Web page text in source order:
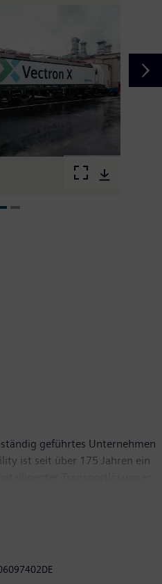
geführtes Unternehmen
ist seit über 175 Jahren ein
den Einsatz industrieller KI